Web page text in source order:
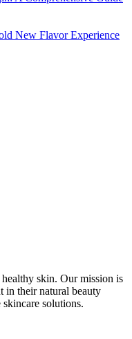
New Flavor Experience
skin. Our mission is
in their natural beauty
solutions.